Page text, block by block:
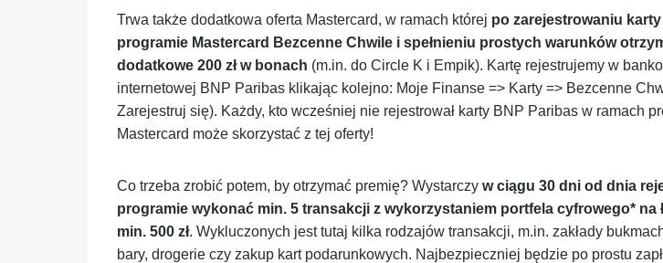
Trwa także dodatkowa oferta Mastercard, w ramach której po zarejestrowaniu
programie Mastercard Bezcenne Chwile i spełnieniu prostych warunków
dodatkowe 200 zł w bonach (m.in. do Circle K i Empik). Kartę rejestrujemy w
internetowej BNP Paribas klikając kolejno: Moje Finanse => Karty => Bezcenne
Zarejestruj się). Każdy, kto wcześniej nie rejestrował karty BNP Paribas w ramach
Mastercard może skorzystać z tej oferty!
Co trzeba zrobić potem, by otrzymać premię? Wystarczy w ciągu 30 dni od dnia
programie wykonać min. 5 transakcji z wykorzystaniem portfela cyfrowego* na
min. 500 zł. Wykluczonych jest tutaj kilka rodzajów transakcji, m.in. zakłady
bary, drogerie czy zakup kart podarunkowych. Najbezpieczniej będzie po prostu